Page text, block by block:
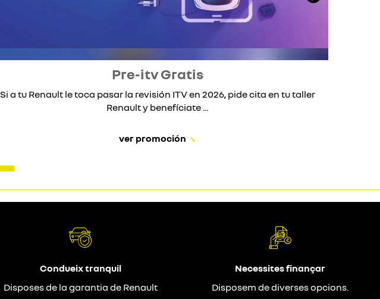
Pre-itv Gratis
Si a tu Renault le toca pasar la revisión ITV en 2026, pide cita en tu taller
Renault y benefíciate ...
ver promoción
Condueix tranquil
Disposes de la garantia de Renault
Necessites finançar
Disposem de diverses opcions.